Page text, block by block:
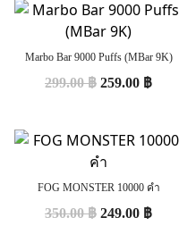
Marbo Bar 9000 Puffs (MBar 9K)
299.00฿ 259.00 ฿
FOG MONSTER 10000 คำ
350.00฿ 249.00 ฿